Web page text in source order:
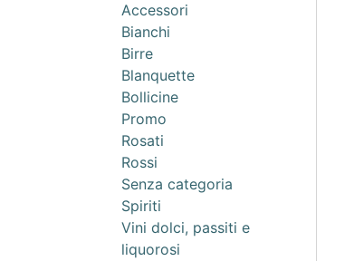
Accessori
Bianchi
Birre
Blanquette
Bollicine
Promo
Rosati
Rossi
Senza categoria
Spiriti
Vini dolci, passiti e
liquorosi